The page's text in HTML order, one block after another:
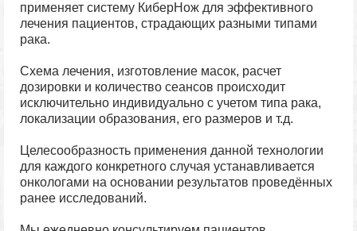
применяет систему КиберНож для эффективного
лечения пациентов, страдающих разными типами
рака.
Схема лечения, изготовление масок, расчет
дозировки и количество сеансов происходит
исключительно индивидуально с учетом типа рака,
локализации образования, его размеров и т.д.
Целесообразность применения данной технологии
для каждого конкретного случая устанавливается
онкологами на основании результатов проведённых
ранее исследований.